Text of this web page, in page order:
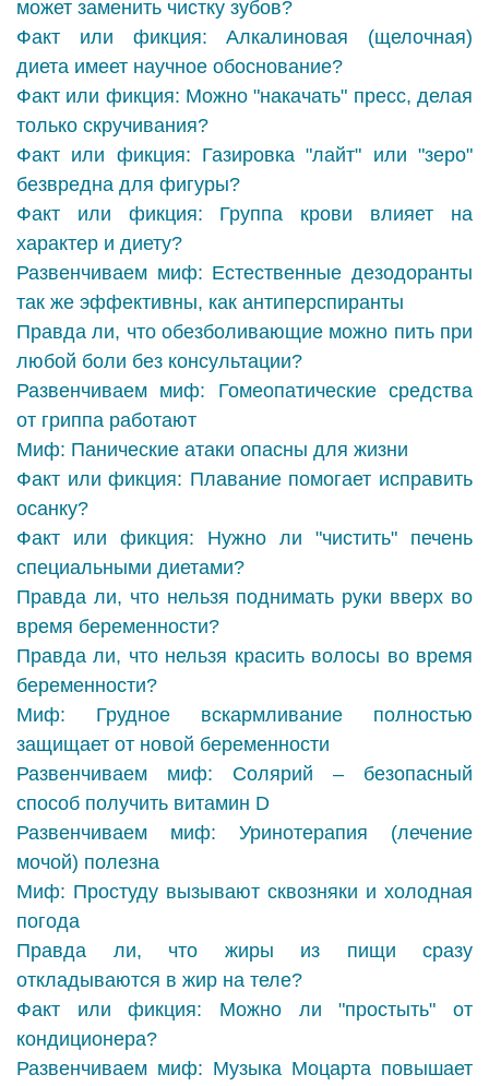
может заменить чистку зубов?
Факт или фикция: Алкалиновая (щелочная)
диета имеет научное обоснование?
Факт или фикция: Можно "накачать" пресс, делая
только скручивания?
Факт или фикция: Газировка "лайт" или "зеро"
безвредна для фигуры?
Факт или фикция: Группа крови влияет на
характер и диету?
Развенчиваем миф: Естественные дезодоранты
так же эффективны, как антиперспиранты
Правда ли, что обезболивающие можно пить при
любой боли без консультации?
Развенчиваем миф: Гомеопатические средства
от гриппа работают
Миф: Панические атаки опасны для жизни
Факт или фикция: Плавание помогает исправить
осанку?
Факт или фикция: Нужно ли "чистить" печень
специальными диетами?
Правда ли, что нельзя поднимать руки вверх во
время беременности?
Правда ли, что нельзя красить волосы во время
беременности?
Миф: Грудное вскармливание полностью
защищает от новой беременности
Развенчиваем миф: Солярий – безопасный
способ получить витамин D
Развенчиваем миф: Уринотерапия (лечение
мочой) полезна
Миф: Простуду вызывают сквозняки и холодная
погода
Правда ли, что жиры из пищи сразу
откладываются в жир на теле?
Факт или фикция: Можно ли "простыть" от
кондиционера?
Развенчиваем миф: Музыка Моцарта повышает